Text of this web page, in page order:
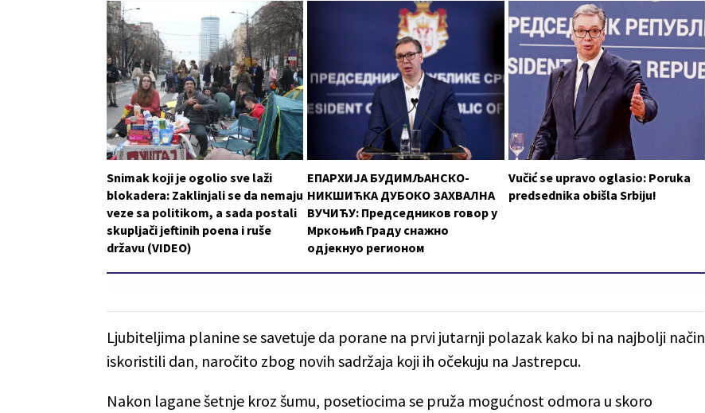
Snimak koji je ogolio sve laži
blokadera: Zaklinjali se da nemaju
veze sa politikom, a sada postali
skupljači jeftinih poena i ruše
državu (VIDEO)
ЕПАРХИЈА БУДИМЉАНСКО-
НИКШИЋКА ДУБОКО ЗАХВАЛНА
ВУЧИЋУ: Председников говор у
Мркоњић Граду снажно
одјекнуо регионом
Vučić se upravo oglasio: Poruka
predsednika obišla Srbiju!
Ljubiteljima planine se savetuje da porane na prvi jutarnji polazak kako bi na najbolji način
iskoristili dan, naročito zbog novih sadržaja koji ih očekuju na Jastrepcu.
Nakon lagane šetnje kroz šumu, posetiocima se pruža mogućnost odmora u skoro